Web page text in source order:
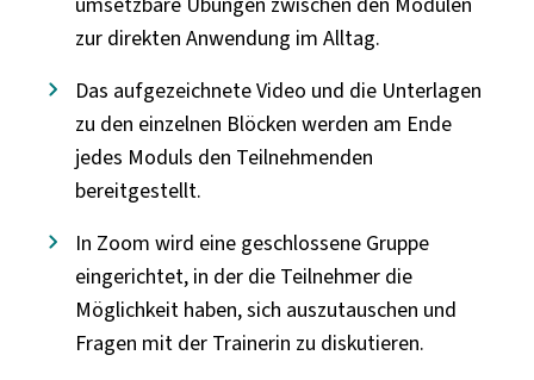
zur direkten Anwendung im Alltag.
Das aufgezeichnete Video und die Unterlagen
zu den einzelnen Blöcken werden am Ende
jedes Moduls den Teilnehmenden
bereitgestellt.
In Zoom wird eine geschlossene Gruppe
eingerichtet, in der die Teilnehmer die
Möglichkeit haben, sich auszutauschen und
Fragen mit der Trainerin zu diskutieren.